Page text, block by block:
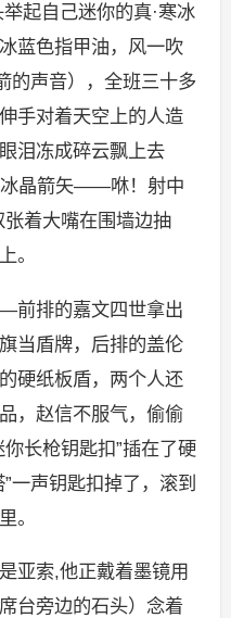
起自己迷你的真·寒冰
蓝色指甲油，风一吹
的声音），全班三十多
手对着天空上的人造
泪冻成碎云飘上去
冰晶箭矢——咻！射中
张着大嘴在围墙边抽
。
前排的嘉文四世拿出
当盾牌，后排的盖伦
硬纸板盾，两个人还
，赵信不服气，偷偷
长枪钥匙扣”插在了硬
一声钥匙扣掉了，滚到
。
亚索,他正戴着墨镜用
台旁边的石头）念着